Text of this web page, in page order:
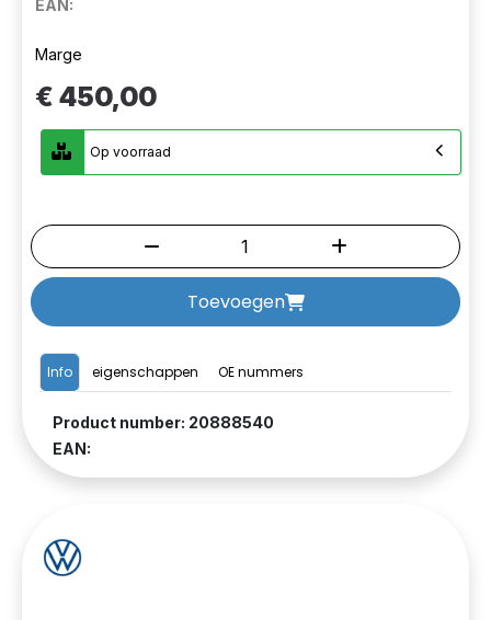
EAN:
Info eigenschappen OE nummers
Product number: 20888540
EAN:
Marge
€ 450,00
Op voorraad
Toevoegen